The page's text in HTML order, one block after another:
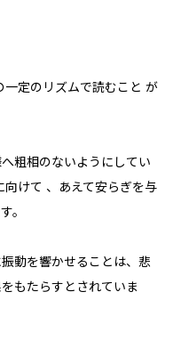
一定のリズムで読むこと が
粗相のないようにしてい
けて 、あえて安らぎを与
。
動を響かせることは、悲
もたらすとされていま